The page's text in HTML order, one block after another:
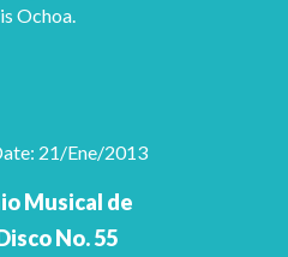
Ochoa.
21/Ene/2013
Musical de
No. 55